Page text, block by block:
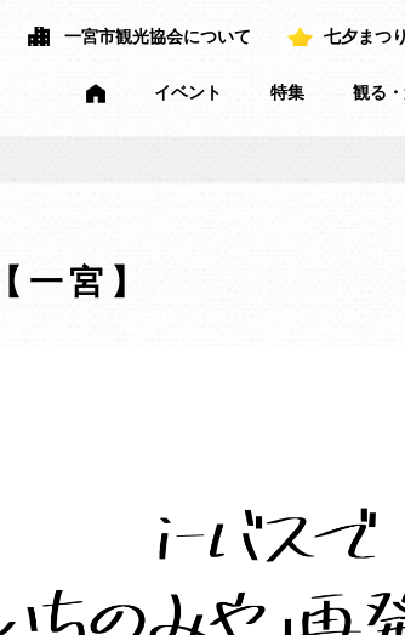
一宮市観光協会について 七夕まつり
イベント 特集 観る
一宮】